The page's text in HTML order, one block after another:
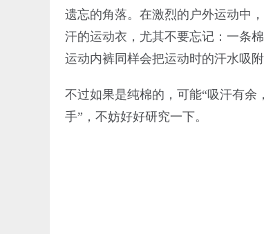
遗忘的角落。在激烈的户外运动中
汗的运动衣，尤其不要忘记：一条
运动内裤同样会把运动时的汗水吸附
不过如果是纯棉的，可能“吸汗有余
手”，不妨好好研究一下。